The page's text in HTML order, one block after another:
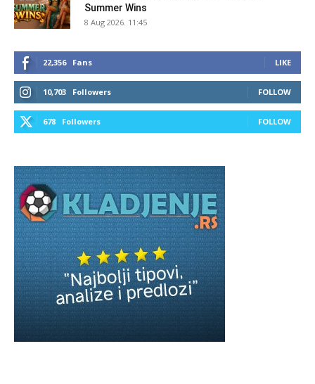
Summer Wins
8 Aug 2026. 11:45
22,356 Fans LIKE
10,703 Followers FOLLOW
678 Followers FOLLOW